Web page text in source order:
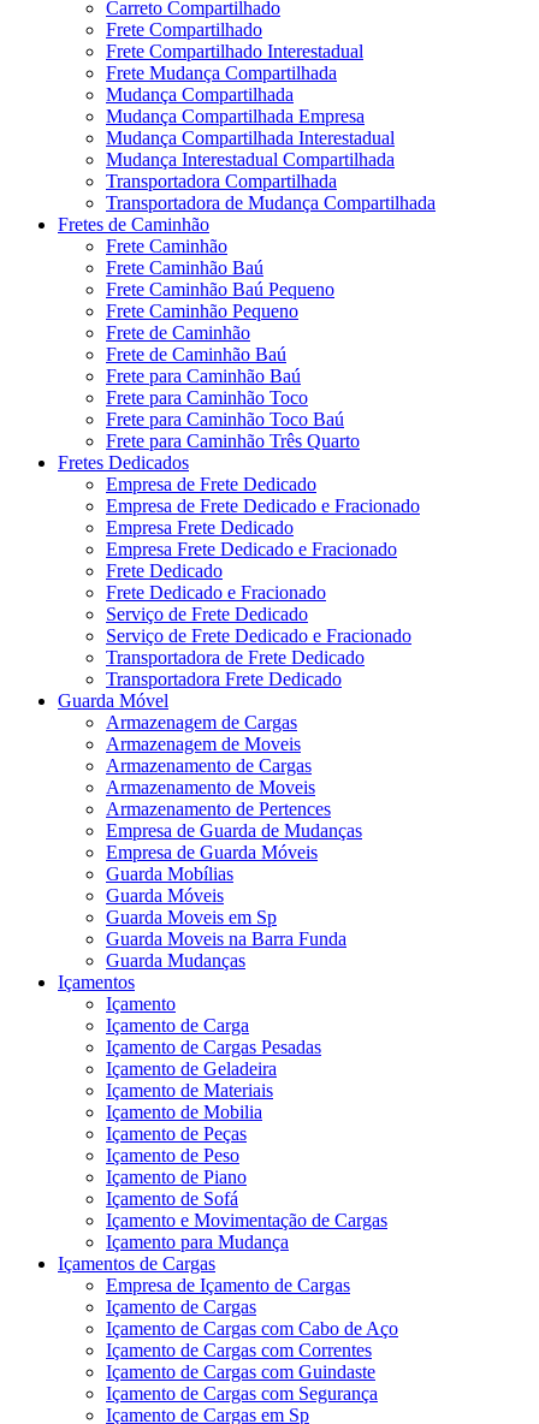
Carreto Compartilhado
Frete Compartilhado
Frete Compartilhado Interestadual
Frete Mudança Compartilhada
Mudança Compartilhada
Mudança Compartilhada Empresa
Mudança Compartilhada Interestadual
Mudança Interestadual Compartilhada
Transportadora Compartilhada
Transportadora de Mudança Compartilhada
Fretes de Caminhão
Frete Caminhão
Frete Caminhão Baú
Frete Caminhão Baú Pequeno
Frete Caminhão Pequeno
Frete de Caminhão
Frete de Caminhão Baú
Frete para Caminhão Baú
Frete para Caminhão Toco
Frete para Caminhão Toco Baú
Frete para Caminhão Três Quarto
Fretes Dedicados
Empresa de Frete Dedicado
Empresa de Frete Dedicado e Fracionado
Empresa Frete Dedicado
Empresa Frete Dedicado e Fracionado
Frete Dedicado
Frete Dedicado e Fracionado
Serviço de Frete Dedicado
Serviço de Frete Dedicado e Fracionado
Transportadora de Frete Dedicado
Transportadora Frete Dedicado
Guarda Móvel
Armazenagem de Cargas
Armazenagem de Moveis
Armazenamento de Cargas
Armazenamento de Moveis
Armazenamento de Pertences
Empresa de Guarda de Mudanças
Empresa de Guarda Móveis
Guarda Mobílias
Guarda Móveis
Guarda Moveis em Sp
Guarda Moveis na Barra Funda
Guarda Mudanças
Içamentos
Içamento
Içamento de Carga
Içamento de Cargas Pesadas
Içamento de Geladeira
Içamento de Materiais
Içamento de Mobilia
Içamento de Peças
Içamento de Peso
Içamento de Piano
Içamento de Sofá
Içamento e Movimentação de Cargas
Içamento para Mudança
Içamentos de Cargas
Empresa de Içamento de Cargas
Içamento de Cargas
Içamento de Cargas com Cabo de Aço
Içamento de Cargas com Correntes
Içamento de Cargas com Guindaste
Içamento de Cargas com Segurança
Içamento de Cargas em Sp